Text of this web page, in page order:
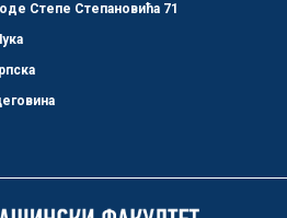
Степе Степановића 71